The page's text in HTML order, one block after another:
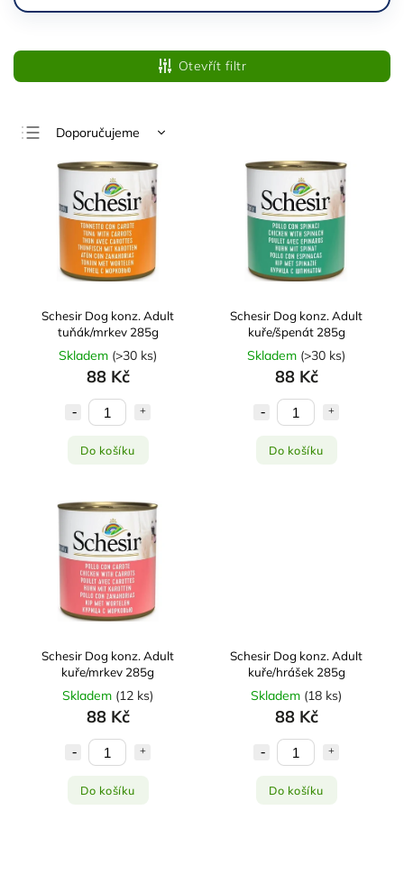
Otevřít filtr
Doporučujeme
Nejlevnější
Nejdražší
Nejprodávanější
Abecedně
Schesir Dog konz. Adult
tuňák/mrkev 285g
Skladem (>30 ks)
88 Kč
Do košíku
Schesir Dog konz. Adult
kuře/špenát 285g
Skladem (>30 ks)
88 Kč
Do košíku
Schesir Dog konz. Adult
kuře/mrkev 285g
Skladem (12 ks)
88 Kč
Do košíku
Schesir Dog konz. Adult
kuře/hrášek 285g
Skladem (18 ks)
88 Kč
Do košíku